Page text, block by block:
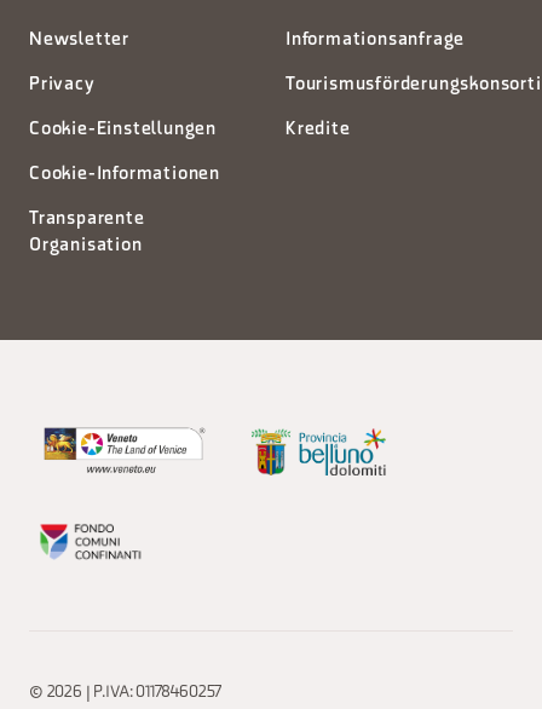
Newsletter
Privacy
Cookie-Einstellungen
Cookie-Informationen
Transparente
Organisation
Informationsanfrage
Kredite
© 2026 | P.IVA: 01178460257